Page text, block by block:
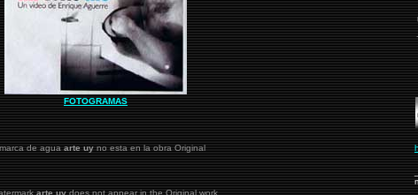
FOTOGRAMAS
de aguaarte uyno esta en la obra Original
arte uydoes not appear in the Original work